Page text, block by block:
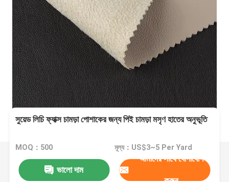
সুয়েড লিচি ফ্যাক্স চামড়া পোশাকের জন্য পিই চামড়া মসৃণ হাতের অনুভূতি
MOQ：500 মূল্য：US$3~5 Per Yard
ভালো দাম
আমাদের সাথে যোগাযোগ